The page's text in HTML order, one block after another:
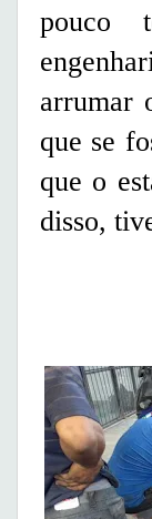
pouco
arrumar
que se
que o
disso,